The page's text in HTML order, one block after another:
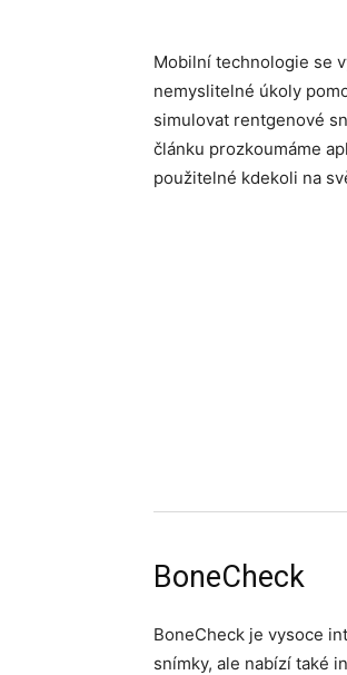
Mobilní technologie se
nemyslitelné úkoly
simulovat rentgenové
článku prozkoumáme
použitelné kdekoli na
BoneCheck
BoneCheck je vysoce
snímky, ale nabízí také